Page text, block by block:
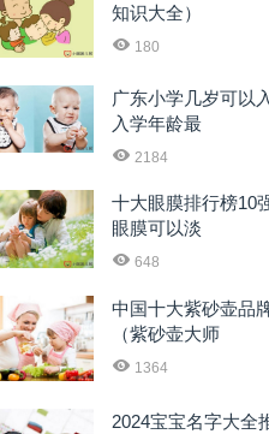
知识大全）
180
广东小学几岁可以
入学年龄最
2184
十大眼膜排行榜10
眼膜可以淡
648
中国十大紫砂壶品
（紫砂壶大师
1364
2024宝宝名字大全